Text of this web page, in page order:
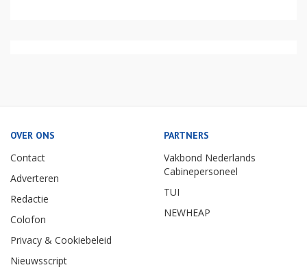
OVER ONS
Contact
Adverteren
Redactie
Colofon
Privacy & Cookiebeleid
Nieuwsscript
PARTNERS
Vakbond Nederlands
Cabinepersoneel
TUI
NEWHEAP